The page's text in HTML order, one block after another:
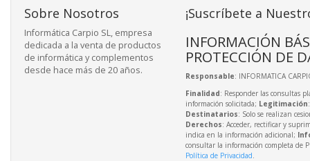
Sobre Nosotros
Informática Carpio SL, empresa
dedicada a la venta de productos
de informática y complementos
desde hace más de 20 años.
¡Suscríbete a
INFORMACIÓN
PROTECCIÓN DE
Responsable: INFORMATICA
Finalidad: Responder las consultas
información solicitada; Legitimación
Destinatarios: Solo se realizan
Derechos: Acceder, rectificar y
indica en la información adicional;
consultar la información completa de
Política de Privacidad